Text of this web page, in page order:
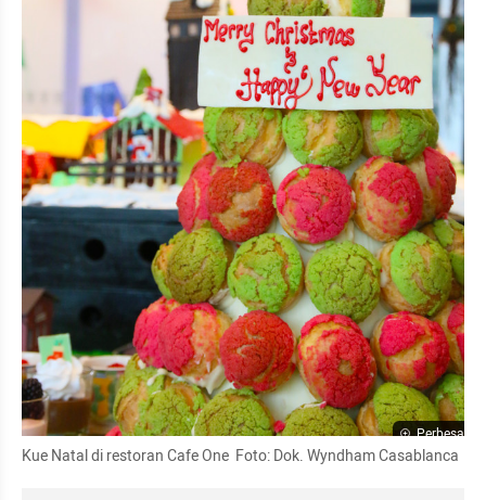
Perbesar
Kue Natal di restoran Cafe One Foto: Dok. Wyndham Casablanca